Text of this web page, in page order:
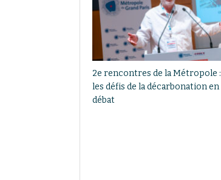
2e rencontres de la Métropole :
les défis de la décarbonation en
débat